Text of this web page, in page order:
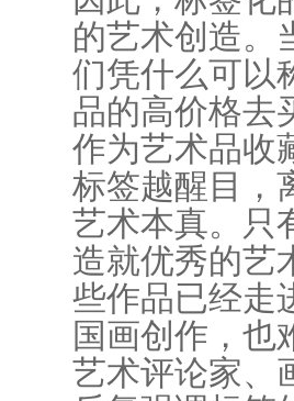
的艺术创造。
们凭什么可以
品的高价格去
作为艺术品收
标签越醒目，
艺术本真。只
造就优秀的艺
些作品已经走
国画创作，也
艺术评论家